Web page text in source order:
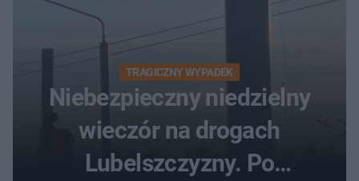
TRAGICZNY WYPADEK
Niebezpieczny niedzielny
wieczór na drogach
Lubelszczyzny. Po